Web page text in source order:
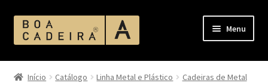
Pular
para
Pular
para
Menu
Início
Início Catálogo Linha Metal e Plástico
Cadeiras de Metal